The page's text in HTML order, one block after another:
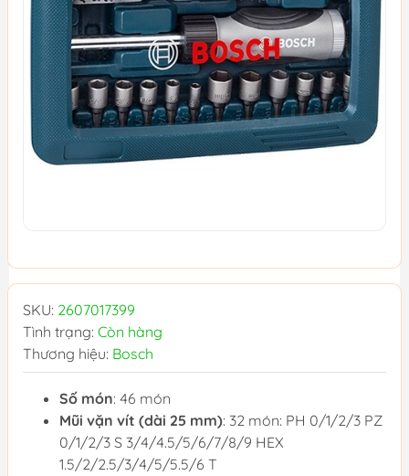
SKU: 2607017399
Tình trạng: Còn hàng
Thương hiệu: Bosch
Số món: 46 món
Mũi vặn vít (dài 25 mm): 32 món: PH 0/1/2/3 PZ
0/1/2/3 S 3/4/4.5/5/6/7/8/9 HEX
1.5/2/2.5/3/4/5/5.5/6 T